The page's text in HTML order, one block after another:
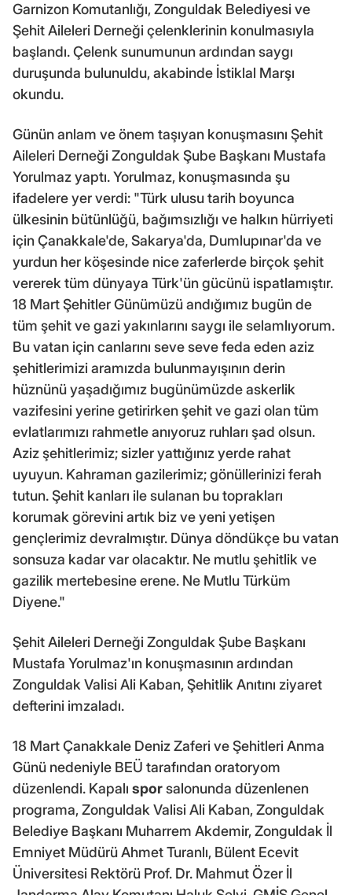
Garnizon Komutanlığı, Zonguldak Belediyesi ve
Şehit Aileleri Derneği çelenklerinin konulmasıyla
başlandı. Çelenk sunumunun ardından saygı
duruşunda bulunuldu, akabinde İstiklal Marşı
okundu.
Günün anlam ve önem taşıyan konuşmasını Şehit
Aileleri Derneği Zonguldak Şube Başkanı Mustafa
Yorulmaz yaptı. Yorulmaz, konuşmasında şu
ifadelere yer verdi: "Türk ulusu tarih boyunca
ülkesinin bütünlüğü, bağımsızlığı ve halkın hürriyeti
için Çanakkale'de, Sakarya'da, Dumlupınar'da ve
yurdun her köşesinde nice zaferlerde birçok şehit
vererek tüm dünyaya Türk'ün gücünü ispatlamıştır.
18 Mart Şehitler Günümüzü andığımız bugün de
tüm şehit ve gazi yakınlarını saygı ile selamlıyorum.
Bu vatan için canlarını seve seve feda eden aziz
şehitlerimizi aramızda bulunmayışının derin
hüznünü yaşadığımız bugünümüzde askerlik
vazifesini yerine getirirken şehit ve gazi olan tüm
evlatlarımızı rahmetle anıyoruz ruhları şad olsun.
Aziz şehitlerimiz; sizler yattığınız yerde rahat
uyuyun. Kahraman gazilerimiz; gönüllerinizi ferah
tutun. Şehit kanları ile sulanan bu toprakları
korumak görevini artık biz ve yeni yetişen
gençlerimiz devralmıştır. Dünya döndükçe bu vatan
sonsuza kadar var olacaktır. Ne mutlu şehitlik ve
gazilik mertebesine erene. Ne Mutlu Türküm
Diyene."
Şehit Aileleri Derneği Zonguldak Şube Başkanı
Mustafa Yorulmaz'ın konuşmasının ardından
Zonguldak Valisi Ali Kaban, Şehitlik Anıtını ziyaret
defterini imzaladı.
18 Mart Çanakkale Deniz Zaferi ve Şehitleri Anma
Günü nedeniyle BEÜ tarafından oratoryom
düzenlendi. Kapalı sporsalonunda düzenlenen
programa, Zonguldak Valisi Ali Kaban, Zonguldak
Belediye Başkanı Muharrem Akdemir, Zonguldak İl
Emniyet Müdürü Ahmet Turanlı, Bülent Ecevit
Üniversitesi Rektörü Prof. Dr. Mahmut Özer İl